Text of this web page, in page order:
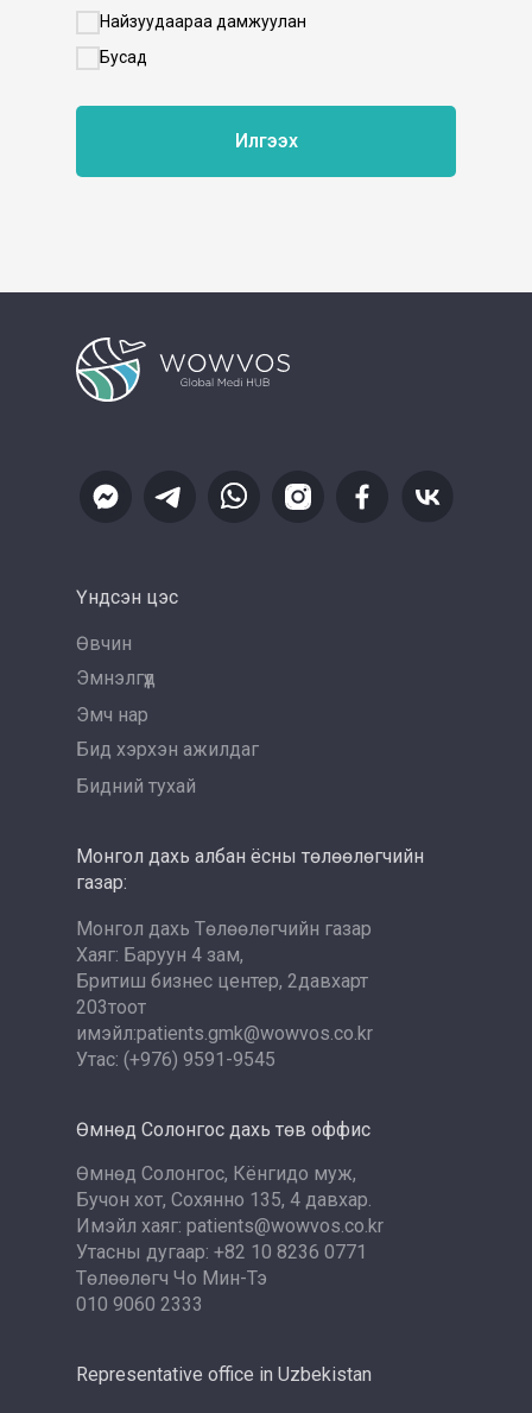
Өмнөд Солонгос дахь төв оффис
Representative office in Uzbekistan
Өмнөд Солонгос, Кёнгидо муж,
Бучон хот, Сохянно 135, 4 давхар.
Имэйл хаяг: patients@wowvos.co.kr
Утасны дугаар: +82 10 8236 0771
Төлөөлөгч Чо Мин-Тэ
010 9060 2333
Үндсэн цэс
Өвчин
Эмнэлгүүд
Эмч нар
Бид хэрхэн ажилдаг
Бидний тухай
Найзуудаараа дамжуулан
Бусад
Илгээх
Монгол дахь албан ёсны төлөөлөгчийн
газар:
Монгол дахь Төлөөлөгчийн газар
Хаяг: Баруун 4 зам,
Бритиш бизнес центер, 2давхарт
203тоот
имэйл:patients.gmk@wowvos.co.kr
Утас: (+976) 9591-9545